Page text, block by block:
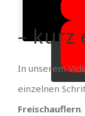
– kurz
In unserem
einzelnen
Freischauflern.